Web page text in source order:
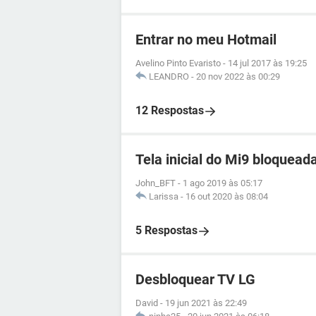
Entrar no meu Hotmail
Avelino Pinto Evaristo - 14 jul 2017 às 19:25
LEANDRO - 20 nov 2022 às 00:29
12 Respostas
Tela inicial do Mi9
John_BFT - 1 ago 2019 às 05:17
Larissa - 16 out 2020 às 08:04
5 Respostas
Desbloquear TV LG
David - 19 jun 2021 às 22:49